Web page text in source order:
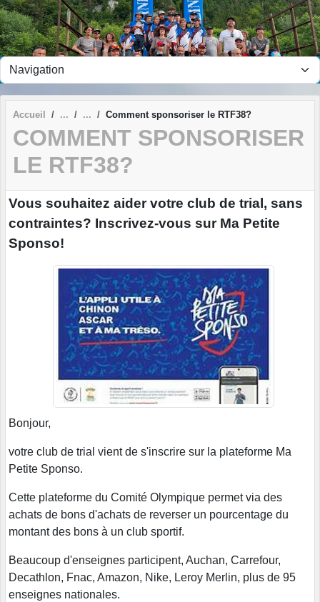
Accueil Comment sponsoriser le RTF38?
COMMENT SPONSORISER
LE RTF38?
Vous souhaitez aider votre club de trial, sans
contraintes? Inscrivez-vous sur Ma Petite
Sponso!
Bonjour,
votre club de trial vient de s'inscrire sur la plateforme Ma
Petite Sponso.
Cette plateforme du Comité Olympique permet via des
achats de bons d'achats de reverser un pourcentage du
montant des bons à un club sportif.
Beaucoup d'enseignes participent, Auchan, Carrefour,
Decathlon, Fnac, Amazon, Nike, Leroy Merlin, plus de 95
enseignes nationales.
Panneau de gestion des cookies